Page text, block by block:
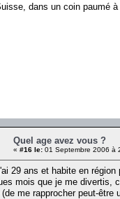
dans un coin paumé à
Quel age avez vous ?
« #16 le: 01 Septembre 2006 à
29 ans et habite en région
mois que je me divertis,
(de me rapprocher peut-